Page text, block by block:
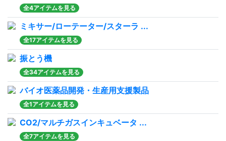
全4アイテムを見る
ミキサー/ローテーター/スターラ ...
全17アイテムを見る
振とう機
全34アイテムを見る
バイオ医薬品開発・生産用支援製品
全1アイテムを見る
CO2/マルチガスインキュベータ ...
全7アイテムを見る